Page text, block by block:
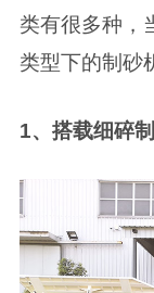
类有很多种，
类型下的制砂
1、搭载细碎